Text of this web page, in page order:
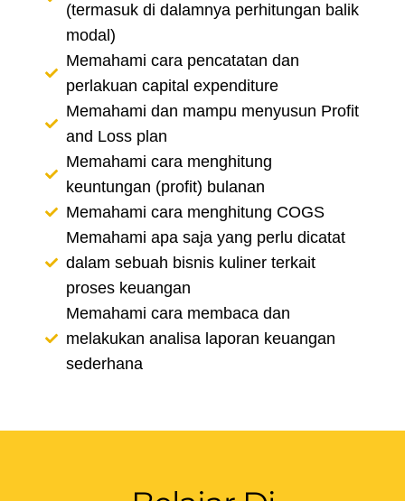
(termasuk di dalamnya perhitungan balik
modal)
Memahami cara pencatatan dan
perlakuan capital expenditure
Memahami dan mampu menyusun Profit
and Loss plan
Memahami cara menghitung
keuntungan (profit) bulanan
Memahami cara menghitung COGS
Memahami apa saja yang perlu dicatat
dalam sebuah bisnis kuliner terkait
proses keuangan
Memahami cara membaca dan
melakukan analisa laporan keuangan
sederhana